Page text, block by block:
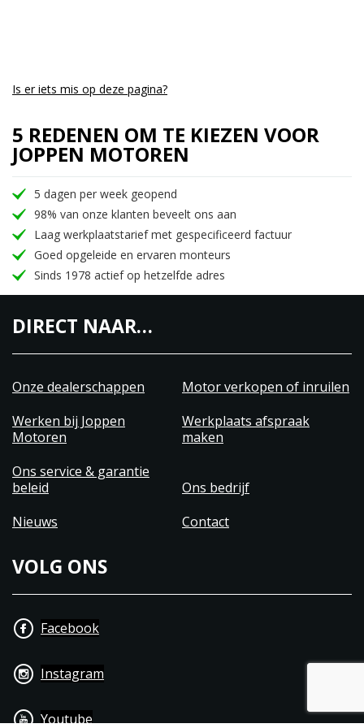
Is er iets mis op deze pagina?
5 REDENEN OM TE KIEZEN VOOR
JOPPEN MOTOREN
5 dagen per week geopend
98% van onze klanten beveelt ons aan
Laag werkplaatstarief met gespecificeerd factuur
Goed opgeleide en ervaren monteurs
Sinds 1978 actief op hetzelfde adres
DIRECT NAAR…
Onze dealerschappen
Motor verkopen of inruilen
Werken bij Joppen
Motoren
Werkplaats afspraak
maken
Ons service & garantie
beleid
Ons bedrijf
Nieuws
Contact
VOLG ONS
Facebook
Instagram
Youtube